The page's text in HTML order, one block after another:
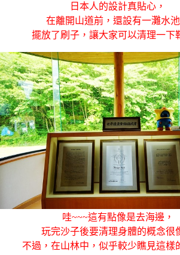
日本人的設計真貼心，
在離開山道前，還設有一灘水池
擺放了刷子，讓大家可以清理一下
哇~~~這有點像是去海邊，
玩完沙子後要清理身體的概念很
不過，在山林中，似乎較少瞧見這樣